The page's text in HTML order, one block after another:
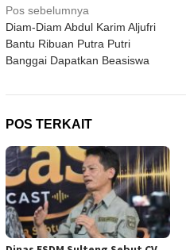
Navigasi
pos
Pos sebelumnya
Diam-Diam Abdul Karim Aljufri
Bantu Ribuan Putra Putri
Banggai Dapatkan Beasiswa
POS TERKAIT